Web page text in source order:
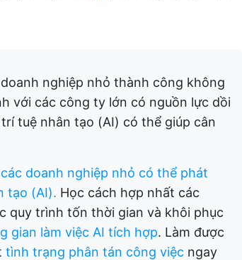
nghiệp nhỏ thành công không
với các công ty lớn có nguồn lực dồi
tuệ nhân tạo (AI) có thể giúp cân
các doanh nghiệp nhỏ có thể phát
tạo (AI). Học cách hợp nhất các
quy trình tốn thời gian và khôi phục
gian làm việc AI tích hợp. Làm được
tình trạng phân tán công việc ngay